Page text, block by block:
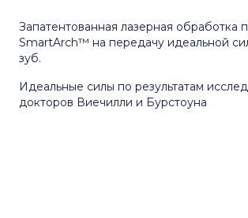
Запатентованная лазерная обработка
SmartArch™ на передачу идеальной
зуб.
Идеальные силы по результатам
докторов Виечилли и Бурстоуна